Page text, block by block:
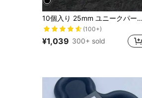
10個入り 25mm ユニークパーソナライズ ヴィンテージ ストリート ゴシック ダークシリーズ ミュージックフェス ハロウィン シンプル カジュアル エレガント デイリー 上品 ソリッドカラー ブラック ハンドメイド ショート猫の爪 プレスオンネイル フェイクネイルキット、個性的な女性の日常生活やショッピングに最適
(100+)
¥1,039 300+ sold